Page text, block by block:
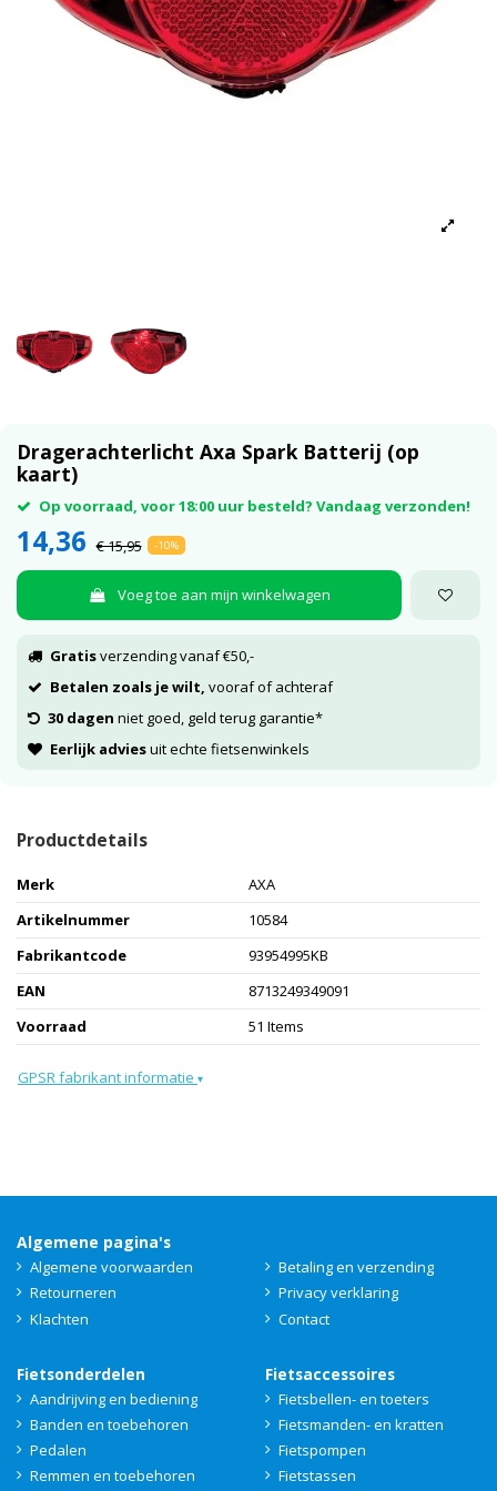
Dragerachterlicht Axa Spark Batterij (op
kaart)
Op voorraad, voor 18:00 uur besteld? Vandaag verzonden!
14,36 € 15,95 -10%
Voeg toe aan mijn winkelwagen
Gratisverzending vanaf €50,-
Betalen zoals je wilt, vooraf of achteraf
30 dagen niet goed, geld terug garantie*
Eerlijk adviesuit echte fietsenwinkels
Productdetails
Merk
AXA
Artikelnummer
10584
Fabrikantcode
93954995KB
EAN
8713249349091
Voorraad
51 Items
GPSR fabrikant informatie ▾
Algemene pagina's
Algemene voorwaarden
Betaling en verzending
Retourneren
Privacy verklaring
Klachten
Contact
Fietsonderdelen
Aandrijving en bediening
Banden en toebehoren
Pedalen
Remmen en toebehoren
Fietsaccessoires
Fietsbellen- en toeters
Fietsmanden- en kratten
Fietspompen
Fietstassen